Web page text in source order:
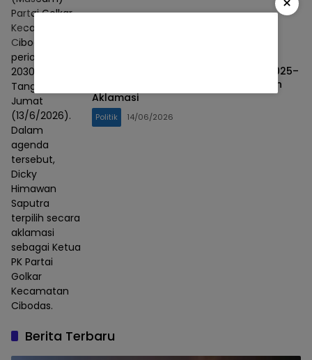
Partai Golkar
Kecamatan
Cibodas
periode 2025–
2030 di Kota
Tangerang,
Jumat
(13/6/2026).
Dalam
agenda
tersebut,
Dicky
Himawan
Saputra
terpilih secara
aklamasi
sebagai Ketua
PK Partai
Golkar
Kecamatan
Cibodas.
Muscam Perdana Golkar Cibodas 2025–
2030, Dicky Himawan Saputra Terpilih
Aklamasi
Politik 14/06/2026
Berita Terbaru